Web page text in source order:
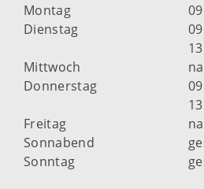
Montag
Dienstag
Mittwoch
Donnerstag
Freitag
Sonnabend
Sonntag